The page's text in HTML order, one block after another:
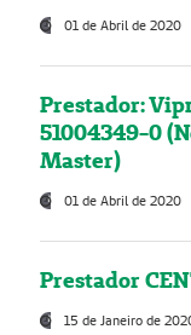
01 de Abril de 2020
Prestador:
51004349-0
Master)
01 de Abril de 2020
Prestador
15 de Janeiro de